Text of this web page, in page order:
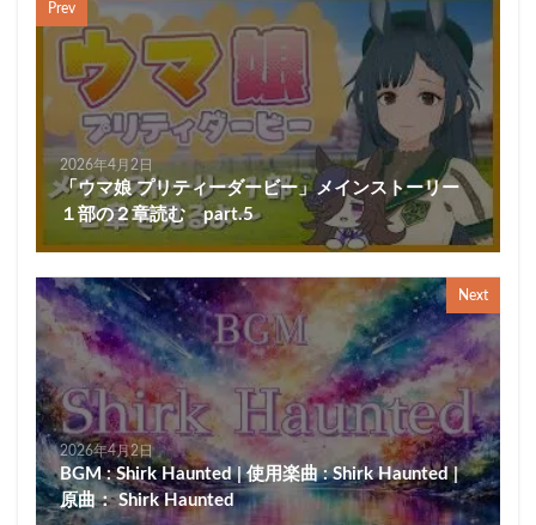
Prev
2026年4月2日
「ウマ娘 プリティーダービー」メインストーリー
１部の２章読む part.5
Next
2026年4月2日
BGM : Shirk Haunted | 使用楽曲 : Shirk Haunted |
原曲： Shirk Haunted